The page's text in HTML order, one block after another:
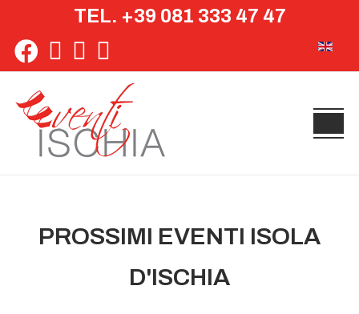
TEL. +39 081 333 47 47
PROSSIMI EVENTI ISOLA
D'ISCHIA